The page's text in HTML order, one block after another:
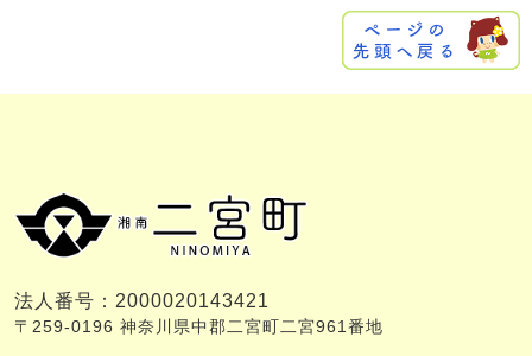
法人番号：2000020143421
〒259-0196 神奈川県中郡二宮町二宮961番地